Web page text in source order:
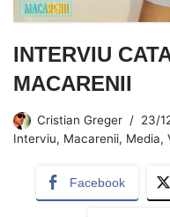
INTERVIU
MACARENII
Cristian Greger
23/
Interviu, Macarenii, Media,
Facebook